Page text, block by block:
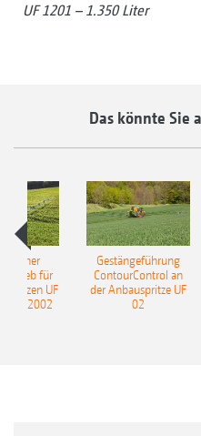
UF 1201 – 1.350 Liter
Das könnte Sie
für
UF
UF 2002
Gestängeführung
ContourControl an
der Anbauspritze UF
02